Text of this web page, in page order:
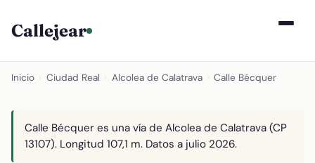
Callejear
Inicio Ciudad Real Alcolea de Calatrava Calle Bécquer
Calle Bécquer es una vía de Alcolea de Calatrava (CP
13107). Longitud 107,1 m. Datos a julio 2026.